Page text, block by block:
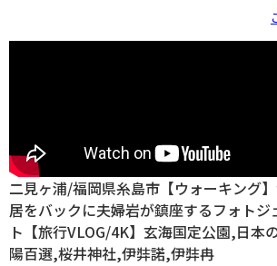
二見ヶ浦/福岡県糸島市【ウォーキング
居をバックに夫婦岩が鎮座するフォトジ
ト【旅行VLOG/4K】玄海国定公園,日本
陽百選,桜井神社,伊弉諾,伊弉冉